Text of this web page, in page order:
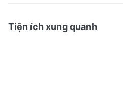
Tiện ích xung quanh